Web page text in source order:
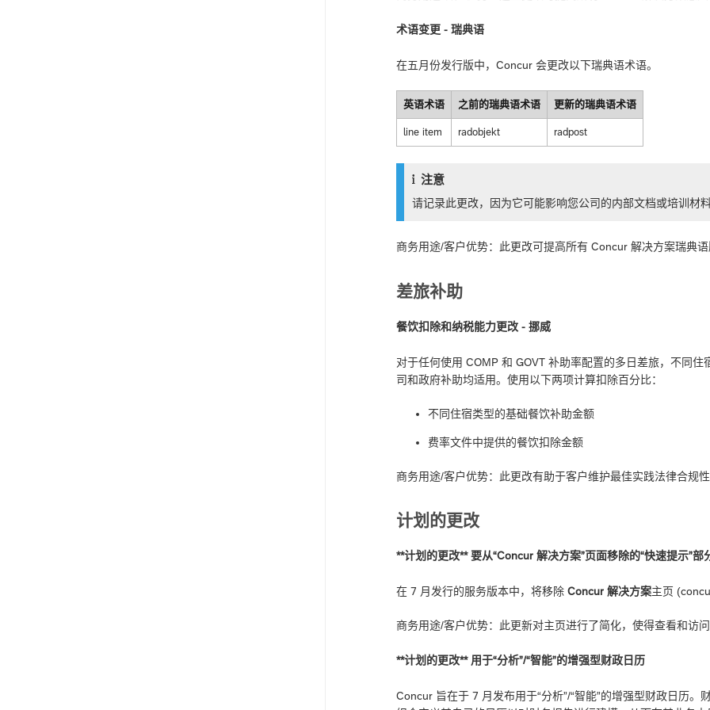
术语变更 - 瑞典语
在五月份发行版中，Concur 会更改以下瑞典语术语。
英语术语 之前的瑞典语术语 更新的瑞典语术语
line item radobjekt radpost
注意
请记录此更改，因为它可能影响您公司的内部文档或培训材料
商务用途/客户优势：此更改可提高所有 Concur 解决方案瑞典语
差旅补助
餐饮扣除和纳税能力更改 - 挪威
对于任何使用 COMP 和 GOVT 补助率配置的多日差旅，不同
司和政府补助均适用。使用以下两项计算扣除百分比：
不同住宿类型的基础餐饮补助金额
费率文件中提供的餐饮扣除金额
商务用途/客户优势：此更改有助于客户维护最佳实践法律合规性
计划的更改
**计划的更改** 要从“Concur 解决方案”页面移除的“快速提示”部
在 7 月发行的服务版本中，将移除 Concur 解决方案主页
商务用途/客户优势：此更新对主页进行了简化，使得查看和访
**计划的更改** 用于“分析”/“智能”的增强型财政日历
Concur 旨在于 7 月发布用于“分析”/“智能”的增强型财政日历